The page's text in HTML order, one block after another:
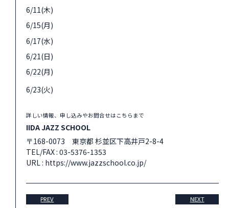
6/11(木)
6/15(月)
6/17(水)
6/21(日)
6/22(月)
6/23(火)
詳しい情報、申し込みやお問合せはこちらまで
IIDA JAZZ SCHOOL
〒168-0073 東京都 杉並区下高井戸2-8-4
TEL/FAX : 03-5376-1353
URL : https://www.jazzschool.co.jp/
PREV NEXT